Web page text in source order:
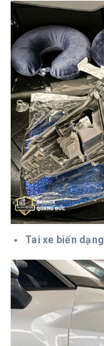
Tai xe biến dạng